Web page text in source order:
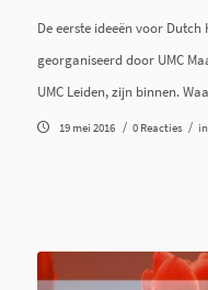
De eerste ideeën voor
georganiseerd door UMC
UMC Leiden, zijn binnen.
19 mei 2016 / 0 Reacties / in